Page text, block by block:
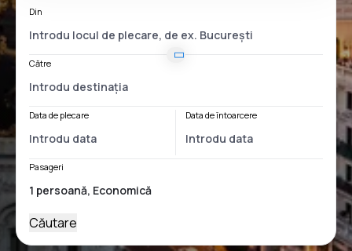
Din
Către
Data de plecare Data de întoarcere
Pasageri
Căutare